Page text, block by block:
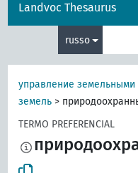
Landvoc Thesaurus
russo
управление земельными
земель >
TERMO PREFERENCIAL